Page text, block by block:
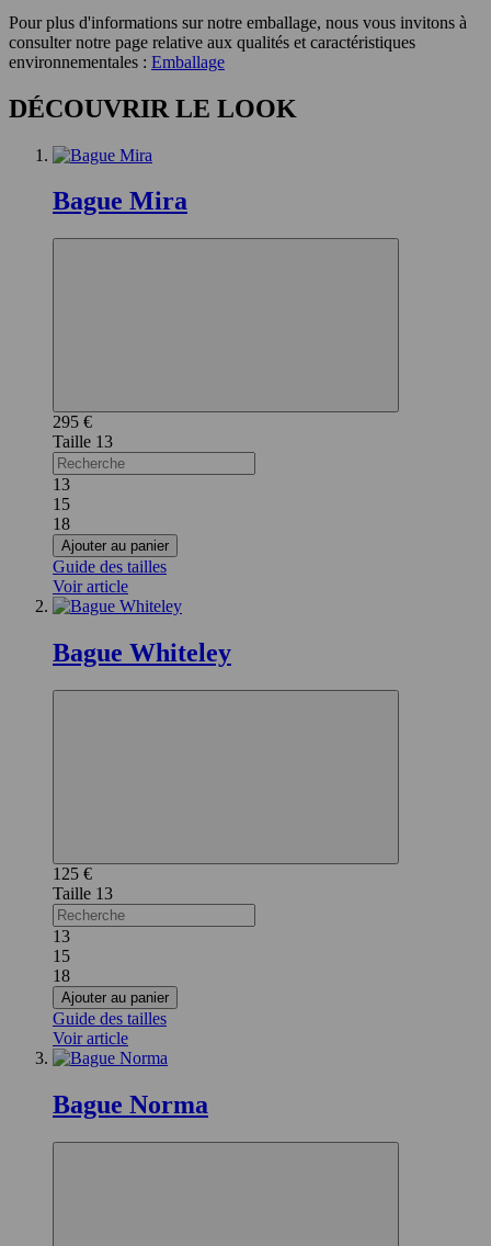
Pour plus d'informations sur notre emballage, nous vous invitons à
consulter notre page relative aux qualités et caractéristiques
environnementales : Emballage
DÉCOUVRIR LE LOOK
Bague Mira
295 €
13
13
15
18
Ajouter au panier
Guide des tailles
Voir article
Bague Whiteley
125 €
13
13
15
18
Ajouter au panier
Guide des tailles
Voir article
Bague Norma